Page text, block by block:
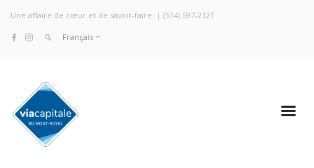
Une affaire de cœur et de savoir-faire. | (514) 597-2121
Français